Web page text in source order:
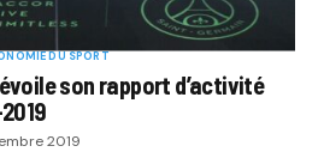
DU SPORT
son rapport d’activité
2019